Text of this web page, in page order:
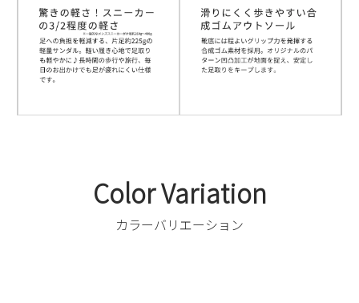
Color Variation
カラーバリエーション